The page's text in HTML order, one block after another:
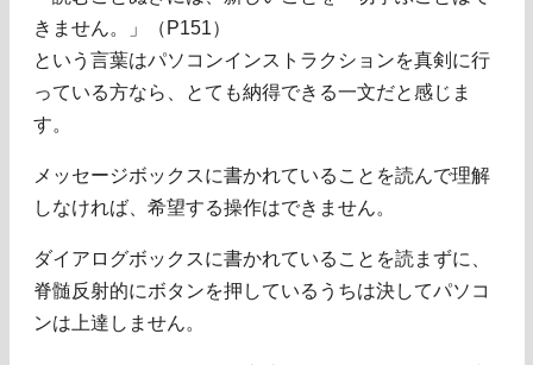
きません。」（P151）
という言葉はパソコンインストラクションを真剣に行
っている方なら、とても納得できる一文だと感じま
す。
メッセージボックスに書かれていることを読んで理解
しなければ、希望する操作はできません。
ダイアログボックスに書かれていることを読まずに、
脊髄反射的にボタンを押しているうちは決してパソコ
ンは上達しません。